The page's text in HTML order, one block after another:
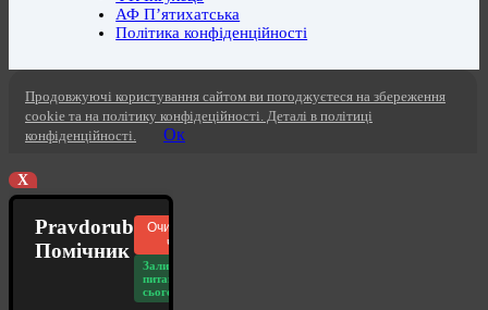
АФ П’ятихатська
Політика конфіденційності
Продовжуючі користування сайтом ви погоджуєтеся на збереження
cookie та на політику конфідеційності. Деталі в політиці
конфіденційності.
Ок
X
Pravdorub
Помічник
Очистити
чат
Залишилось
питань
сьогодні: 20